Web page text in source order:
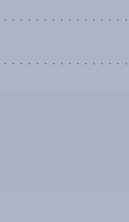
. . . . . . . . . . . . .
. . . . . . . . . . . . . .